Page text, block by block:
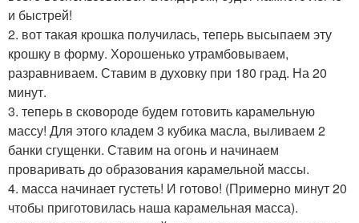
и быстрей!
2. вот такая крошка получилась, теперь высыпаем эту
крошку в форму. Хорошенько утрамбовываем,
разравниваем. Ставим в духовку при 180 град. На 20
минут.
3. теперь в сковороде будем готовить карамельную
массу! Для этого кладем 3 кубика масла, выливаем 2
банки сгущенки. Ставим на огонь и начинаем
проваривать до образования карамельной массы.
4. масса начинает густеть! И готово! (Примерно минут 20
чтобы приготовилась наша карамельная масса).